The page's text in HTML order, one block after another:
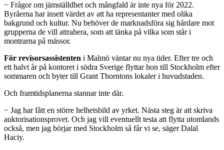
− Frågor om jämställdhet och mångfald är inte nya för 2022.
Byråerna har insett värdet av att ha representanter med olika
bakgrund och kultur. Nu behöver de marknadsföra sig hårdare mot
grupperna de vill attrahera, som att tänka på vilka som står i
montrarna på mässor.
För revisorsassistenten i Malmö väntar nu nya tider. Efter tre och
ett halvt år på kontoret i södra Sverige flyttar hon till Stockholm efter
sommaren och byter till Grant Thorntons lokaler i huvudstaden.
Och framtidsplanerna stannar inte där.
− Jag har fått en större helhetsbild av yrket. Nästa steg är att skriva
auktorisationsprovet. Och jag vill eventuellt testa att flytta utomlands
också, men jag börjar med Stockholm så får vi se, säger Dalal
Haciy.